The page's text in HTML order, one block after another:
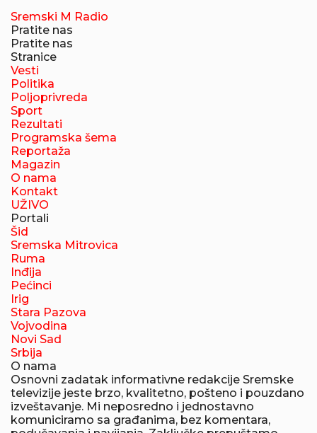
Sremski M Radio
Pratite nas
Pratite nas
Stranice
Vesti
Politika
Poljoprivreda
Sport
Rezultati
Programska šema
Reportaža
Magazin
O nama
Kontakt
UŽIVO
Portali
Šid
Sremska Mitrovica
Ruma
Inđija
Pećinci
Irig
Stara Pazova
Vojvodina
Novi Sad
Srbija
O nama
Osnovni zadatak informativne redakcije Sremske
televizije jeste brzo, kvalitetno, pošteno i pouzdano
izveštavanje. Mi neposredno i jednostavno
komuniciramo sa građanima, bez komentara,